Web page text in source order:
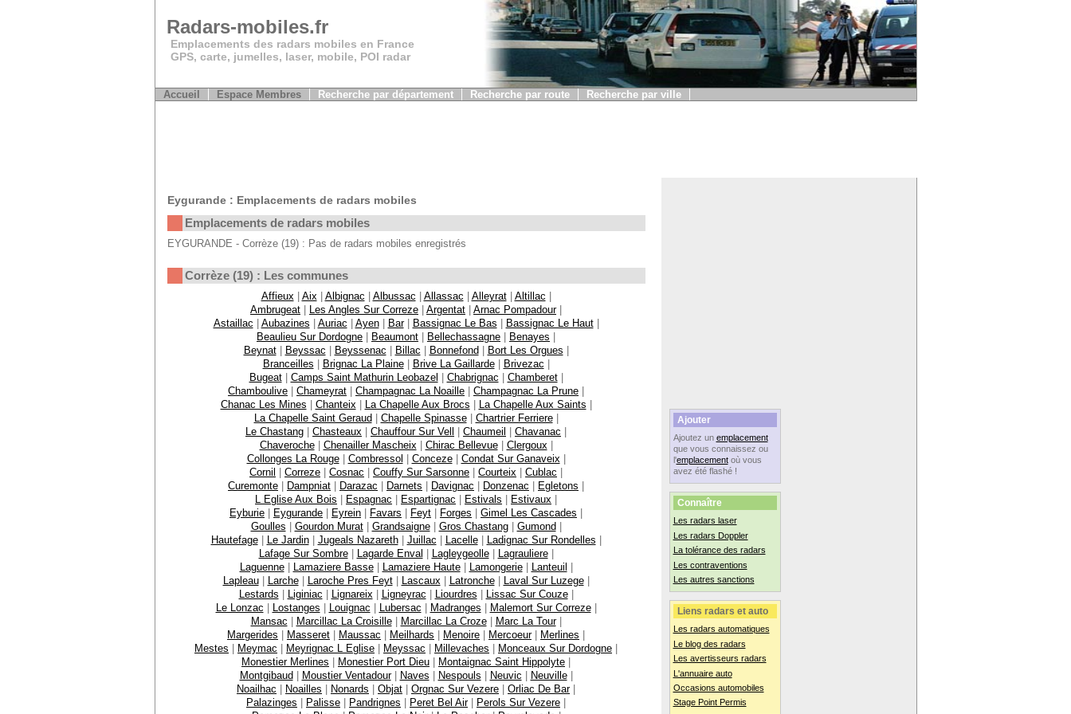
Radars-mobiles.fr
Emplacements des radars mobiles en France
GPS, carte, jumelles, laser, mobile, POI radar
Accueil Espace Membres Recherche par département Recherche par route Recherche par ville
Ajouter
Ajoutez un emplacement
que vous connaissez ou
l'emplacementoù vous
avez été flashé !
Connaître
Les radars laser
Les radars Doppler
La tolérance des radars
Les contraventions
Les autres sanctions
Liens radars et auto
Les radars automatiques
Le blog des radars
Les avertisseurs radars
L'annuaire auto
Occasions automobiles
Stage Point Permis
Eygurande : Emplacements de radars mobiles
Emplacements de radars mobiles
EYGURANDE - Corrèze (19) : Pas de radars mobiles enregistrés
Corrèze (19) : Les communes
Affieux | Aix | Albignac | Albussac | Allassac | Alleyrat| Altillac |
Ambrugeat | Les Angles Sur Correze | Argentat | Arnac Pompadour|
Astaillac | Aubazines | Auriac | Ayen| Bar| Bassignac Le Bas | Bassignac Le Haut|
Beaulieu Sur Dordogne | Beaumont | Bellechassagne | Benayes |
Beynat| Beyssac | Beyssenac | Billac | Bonnefond| Bort Les Orgues |
Branceilles | Brignac La Plaine| Brive La Gaillarde| Brivezac |
Bugeat| Camps Saint Mathurin Leobazel | Chabrignac | Chamberet|
Chamboulive | Chameyrat | Champagnac La Noaille | Champagnac La Prune |
Chanac Les Mines | Chanteix | La Chapelle Aux Brocs | La Chapelle Aux Saints |
La Chapelle Saint Geraud| Chapelle Spinasse| Chartrier Ferriere|
Le Chastang | Chasteaux | Chauffour Sur Vell | Chaumeil | Chavanac |
Chaveroche| Chenailler Mascheix | Chirac Bellevue| Clergoux |
Collonges La Rouge| Combressol | Conceze| Condat Sur Ganaveix |
Cornil | Correze | Cosnac | Couffy Sur Sarsonne | Courteix | Cublac |
Curemonte | Dampniat | Darazac | Darnets | Davignac | Donzenac | Egletons |
L Eglise Aux Bois | Espagnac | Espartignac | Estivals | Estivaux |
Eyburie | Eygurande | Eyrein | Favars | Feyt | Forges | Gimel Les Cascades |
Goulles | Gourdon Murat| Grandsaigne| Gros Chastang| Gumond|
Hautefage| Le Jardin| Jugeals Nazareth| Juillac | Lacelle| Ladignac Sur Rondelles |
Lafage Sur Sombre| Lagarde Enval | Lagleygeolle| Lagrauliere|
Laguenne| Lamaziere Basse| Lamaziere Haute| Lamongerie| Lanteuil |
Lapleau| Larche| Laroche Pres Feyt| Lascaux | Latronche| Laval Sur Luzege|
Lestards | Liginiac | Lignareix | Ligneyrac | Liourdres | Lissac Sur Couze|
Le Lonzac | Lostanges | Louignac | Lubersac | Madranges | Malemort Sur Correze|
Mansac | Marcillac La Croisille| Marcillac La Croze| Marc La Tour|
Margerides | Masseret | Maussac | Meilhards | Menoire | Mercoeur| Merlines |
Mestes | Meymac | Meyrignac L Eglise | Meyssac | Millevaches | Monceaux Sur Dordogne |
Monestier Merlines | Monestier Port Dieu | Montaignac Saint Hippolyte |
Montgibaud| Moustier Ventadour| Naves | Nespouls | Neuvic | Neuville|
Noailhac | Noailles | Nonards | Objat | Orgnac Sur Vezere | Orliac De Bar|
Palazinges | Palisse | Pandrignes | Peret Bel Air| Perols Sur Vezere |